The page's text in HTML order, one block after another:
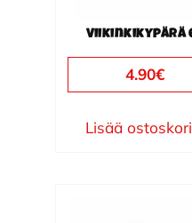
Viikinkikypärä
4.90€
Lisää